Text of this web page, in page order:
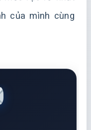
của mình cùng